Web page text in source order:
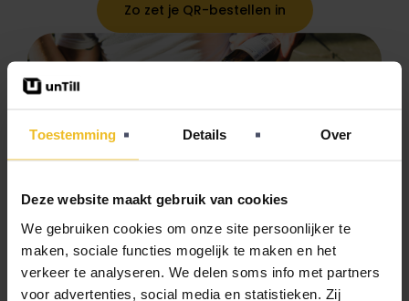
Toestemming Details Over
Deze website maakt gebruik van cookies
We gebruiken cookies om onze site persoonlijker te
maken, sociale functies mogelijk te maken en het
verkeer te analyseren. We delen soms info met partners
voor advertenties, social media en statistieken. Zij
Zo zet je QR-bestellen in
Apparatuur testen
Test de accuduur van je draadloze apparaten. Check